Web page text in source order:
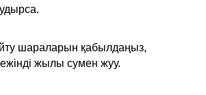
шараларын қабылдаңыз,
жылы сумен жуу.